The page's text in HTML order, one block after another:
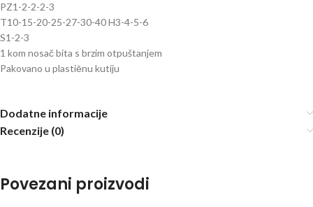
PZ1-2-2-2-3
T10-15-20-25-27-30-40 H3-4-5-6
S1-2-3
1 kom nosač bita s brzim otpuštanjem
Pakovano u plastiēnu kutiju
Dodatne informacije
Recenzije (0)
Povezani proizvodi